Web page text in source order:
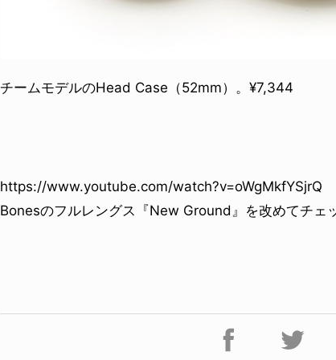
チームモデルのHead Case（52mm）。¥7,344
https://www.youtube.com/watch?v=oWgMkfYSjrQ
Bonesのフルレングス『New Ground』を改めてチェ